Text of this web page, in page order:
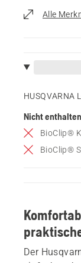
Alle
HUSQVARNA
Nicht enthalten
BioClip®
BioClip®
Der